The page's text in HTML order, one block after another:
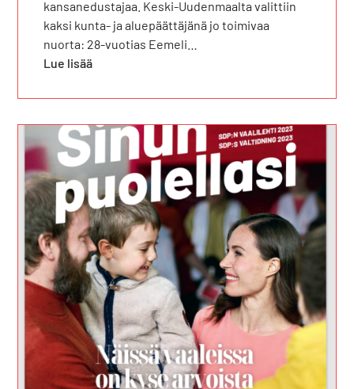
kansanedustajaa. Keski-Uudenmaalta valittiin
kaksi kunta- ja aluepäättäjänä jo toimivaa
nuorta: 28-vuotias Eemeli…
Lue lisää